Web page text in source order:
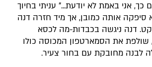
אני באמת לא יודעת..." עניתי בחיוך
סיפקה אותה כמובן, אך מיד חזרה דנה
דנה ניגשה בכבדות-מה לכסא
שולפת את הסמארטפון המכוסה כולו
לבנה מחובקת עם בחור צעיר.